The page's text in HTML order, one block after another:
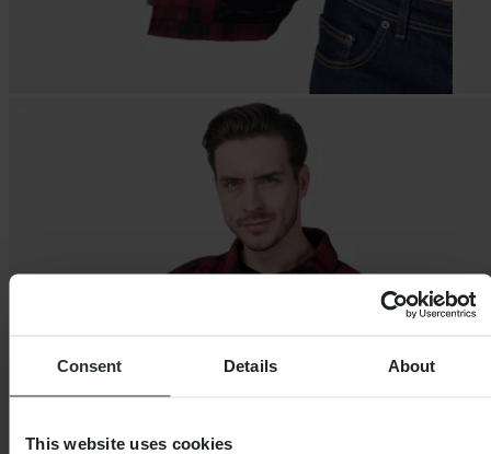
Consent Details About
This website uses cookies